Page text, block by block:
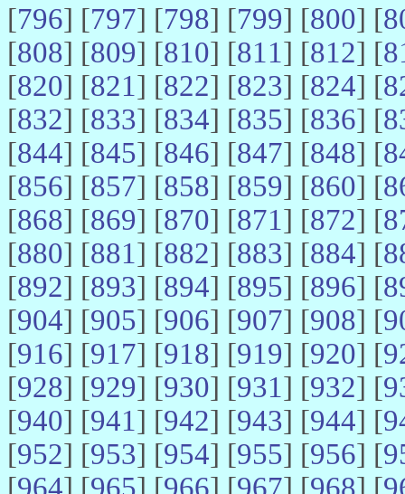
[796] [797] [798] [799] [800] [
[808] [809] [810] [811] [812] [
[820] [821] [822] [823] [824] [
[832] [833] [834] [835] [836] [
[844] [845] [846] [847] [848] [
[856] [857] [858] [859] [860] [
[868] [869] [870] [871] [872] [
[880] [881] [882] [883] [884] [
[892] [893] [894] [895] [896] [
[904] [905] [906] [907] [908] [
[916] [917] [918] [919] [920] [
[928] [929] [930] [931] [932] [
[940] [941] [942] [943] [944] [
[952] [953] [954] [955] [956] [